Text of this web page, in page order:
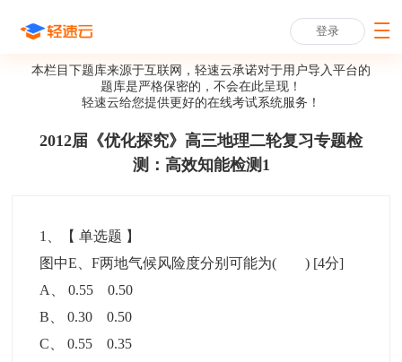
登录
本栏目下题库来源于互联网，轻速云承诺对于用户导入平台的
题库是严格保密的，不会在此呈现！
轻速云给您提供更好的在线考试系统服务！
2012届《优化探究》高三地理二轮复习专题检
测：高效知能检测1
1 、【单选题 】
图中E、F两地气候风险度分别可能为( ) [4分]
A
、0.55 0.50
B 、0.30 0.50
C 、0.55 0.35